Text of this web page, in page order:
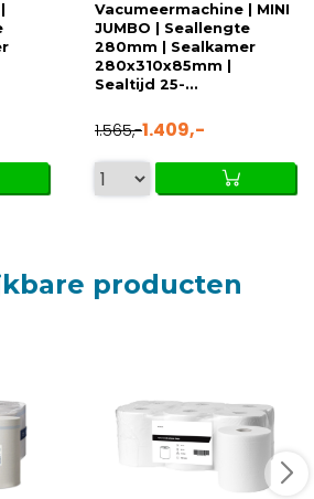
Vacumeermachine | MINI
JUMBO | Seallengte
280mm | Sealkamer
280x310x85mm |
Sealtijd 25-...
1.565,-1.409,-
producten